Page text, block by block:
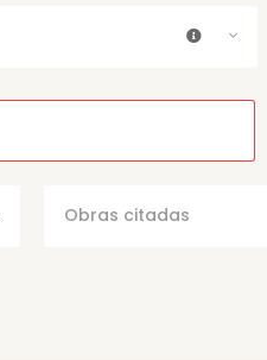
Obras citadas